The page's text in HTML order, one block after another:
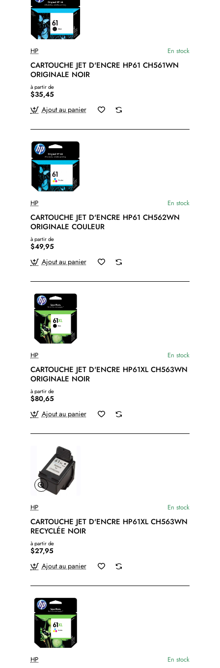
HP En stock
CARTOUCHE JET D'ENCRE HP61 CH561WN
ORIGINALE NOIR
à partir de
$35,45
Ajout au panier
HP En stock
CARTOUCHE JET D'ENCRE HP61 CH562WN
ORIGINALE COULEUR
à partir de
$49,95
Ajout au panier
HP En stock
CARTOUCHE JET D'ENCRE HP61XL CH563WN
ORIGINALE NOIR
à partir de
$80,65
Ajout au panier
HP En stock
CARTOUCHE JET D'ENCRE HP61XL CH563WN
RECYCLÉE NOIR
à partir de
$27,95
Ajout au panier
HP En stock